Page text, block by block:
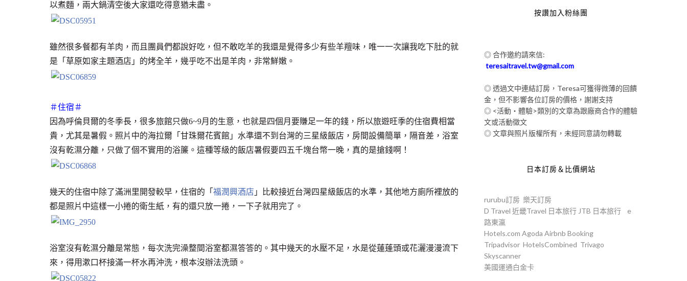
以煮麵，兩大鍋清空後大家還吃得意猶未盡。
雖然很多餐都有羊肉，而且團員們都說好吃，但不敢吃羊的我還是覺得多少有些羊羶味，唯一一次讓我吃下肚的就
是「草原如家主題酒店」的烤全羊，幾乎吃不出是羊肉，非常鮮嫩。
＃住宿＃
因為呼倫貝爾的冬季長，很多旅館只做6~9月的生意，也就是四個月要賺足一年的錢，所以旅遊旺季的住宿費相當
貴，尤其是暑假。照片中的海拉爾「甘珠爾花賓館」水準還不到台灣的三星級飯店，房間設備簡單，隔音差，浴室
沒有乾濕分離，只做了個不實用的浴簾。這種等級的飯店暑假要四五千塊台幣一晚，真的是搶錢啊！
幾天的住宿中除了滿洲里開發較早，住宿的「 福潤興酒店 」比較接近台灣四星級飯店的水準，其他地方廁所裡放的
都是照片中這樣一小捲的衛生紙，有的還只放一捲，一下子就用完了。
浴室沒有乾濕分離是常態，每次洗完澡整間浴室都濕答答的。其中幾天的水壓不足，水是從蓮蓬頭或花灑漫漫流下
來，得用漱口杯接滿一杯水再沖洗，根本沒辦法洗頭。
按讚加入粉絲團
◎ 合作邀約請來信:
teresaitravel.tw@gmail.com
◎ 透過文中連結訂房，Teresa可獲得微薄的回饋
金，但不影響各位訂房的價格，謝謝支持
◎ <活動‧體驗>類別的文章為跟廠商合作的體驗
文或活動徵文
◎ 文章與照片版權所有，未經同意請勿轉載
日本訂房＆比價網站
rurubu訂房 樂天訂房
D Travel 近畿Travel 日本旅行 JTB 日本旅行
e
路東瀛
Hotels.com Agoda Airbnb Booking
Tripadvisor HotelsCombined Trivago
Skyscanner
美國運通白金卡